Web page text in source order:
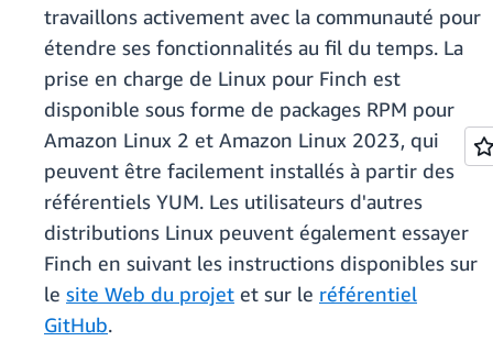
travaillons activement avec la communauté pour
étendre ses fonctionnalités au fil du temps. La
prise en charge de Linux pour Finch est
disponible sous forme de packages RPM pour
Amazon Linux 2 et Amazon Linux 2023, qui
peuvent être facilement installés à partir des
référentiels YUM. Les utilisateurs d'autres
distributions Linux peuvent également essayer
Finch en suivant les instructions disponibles sur
le site Web du projet et sur le référentiel
GitHub.